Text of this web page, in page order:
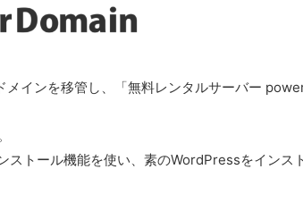
メインを移管し、「無料レンタルサーバー
ストール機能を使い、素のWordPressをインス